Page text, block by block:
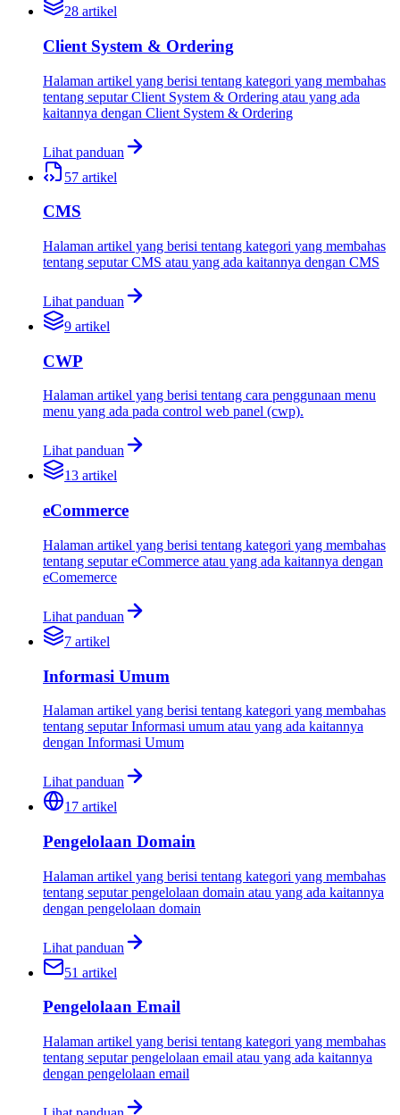
28 artikel
Client System & Ordering
Halaman artikel yang berisi tentang kategori yang membahas
tentang seputar Client System & Ordering atau yang ada
kaitannya dengan Client System & Ordering
Lihat panduan
57 artikel
CMS
Halaman artikel yang berisi tentang kategori yang membahas
tentang seputar CMS atau yang ada kaitannya dengan CMS
Lihat panduan
9 artikel
CWP
Halaman artikel yang berisi tentang cara penggunaan menu
menu yang ada pada control web panel (cwp).
Lihat panduan
13 artikel
eCommerce
Halaman artikel yang berisi tentang kategori yang membahas
tentang seputar eCommerce atau yang ada kaitannya dengan
eComemerce
Lihat panduan
7 artikel
Informasi Umum
Halaman artikel yang berisi tentang kategori yang membahas
tentang seputar Informasi umum atau yang ada kaitannya
dengan Informasi Umum
Lihat panduan
17 artikel
Pengelolaan Domain
Halaman artikel yang berisi tentang kategori yang membahas
tentang seputar pengelolaan domain atau yang ada kaitannya
dengan pengelolaan domain
Lihat panduan
51 artikel
Pengelolaan Email
Halaman artikel yang berisi tentang kategori yang membahas
tentang seputar pengelolaan email atau yang ada kaitannya
dengan pengelolaan email